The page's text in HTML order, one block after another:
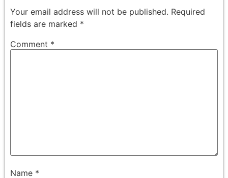
Your email address will not be published. Required
fields are marked *
Comment *
Name *